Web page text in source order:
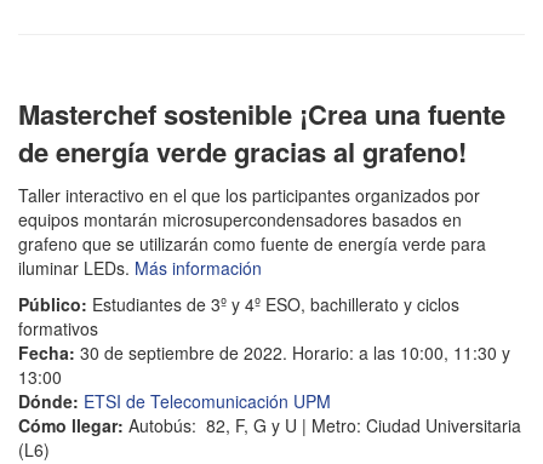
Masterchef sostenible ¡Crea una fuente
de energía verde gracias al grafeno!
Taller interactivo en el que los participantes organizados por
equipos montarán microsupercondensadores basados en
grafeno que se utilizarán como fuente de energía verde para
iluminar LEDs. Más información
Público: Estudiantes de 3º y 4º ESO, bachillerato y ciclos
formativos
Fecha: 30 de septiembre de 2022. Horario: a las 10:00, 11:30 y
13:00
Dónde: ETSI de Telecomunicación UPM
Cómo llegar: Autobús: 82, F, G y U | Metro: Ciudad Universitaria
(L6)